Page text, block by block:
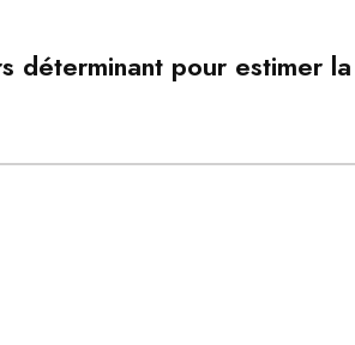
déterminant pour estimer